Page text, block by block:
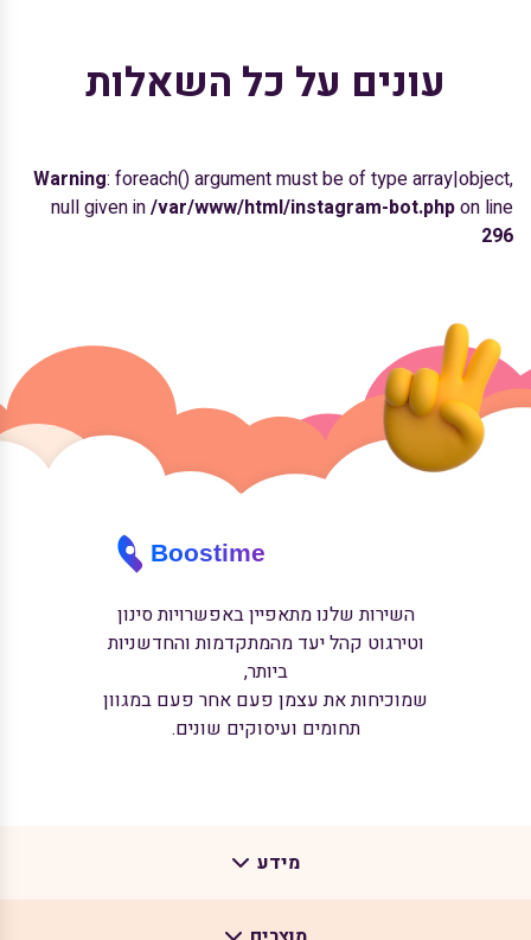
עונים על כל השאלות
Warning: foreach() argument must be of type array|object,
null given in/var/www/html/instagram-bot.phpon line
296
השירות שלנו מתאפיין באפשרויות סינון
וטירגוט קהל יעד מהמתקדמות והחדשניות
ביותר,
שמוכיחות את עצמן פעם אחר פעם במגוון
תחומים ועיסוקים שונים.
מידע